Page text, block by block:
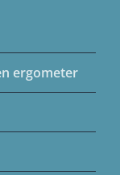
ergometer